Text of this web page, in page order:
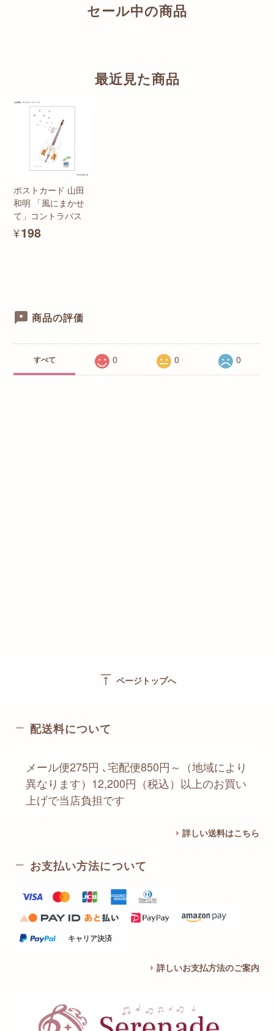
セール中の商品
最近見た商品
ポストカード 山田
和明 「風にまかせ
て」コントラバス
¥198
商品の評価
すべて 0 0 0
vertical_align_top ページトップへ
配送料について
メール便275円 ､宅配便850円～（地域により
異なります）12,200円（税込）以上のお買い
上げで当店負担です
詳しい送料はこちら
お支払い方法について
キャリア決済
詳しいお支払方法のご案内